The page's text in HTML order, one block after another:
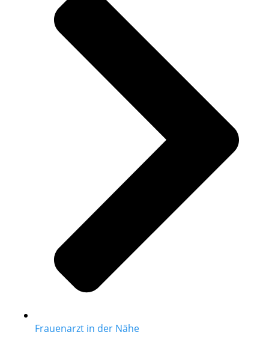
Frauenarzt in der Nähe